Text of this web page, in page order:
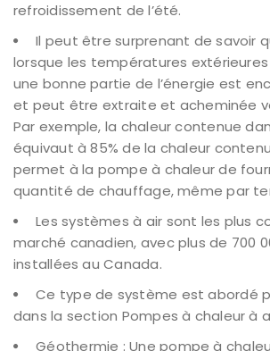
refroidissement de l’été.
Il peut être surprenant de savoir
lorsque les températures
une bonne partie de l’énergie est
et peut être extraite et acheminée
Par exemple, la chaleur contenue
équivaut à 85% de la chaleur
permet à la pompe à chaleur de
quantité de chauffage, même par
Les systèmes à air sont les plus
marché canadien, avec plus de 700
installées au Canada.
Ce type de système est abordé
dans la section Pompes à chaleur à
Géothermie : Une pompe à